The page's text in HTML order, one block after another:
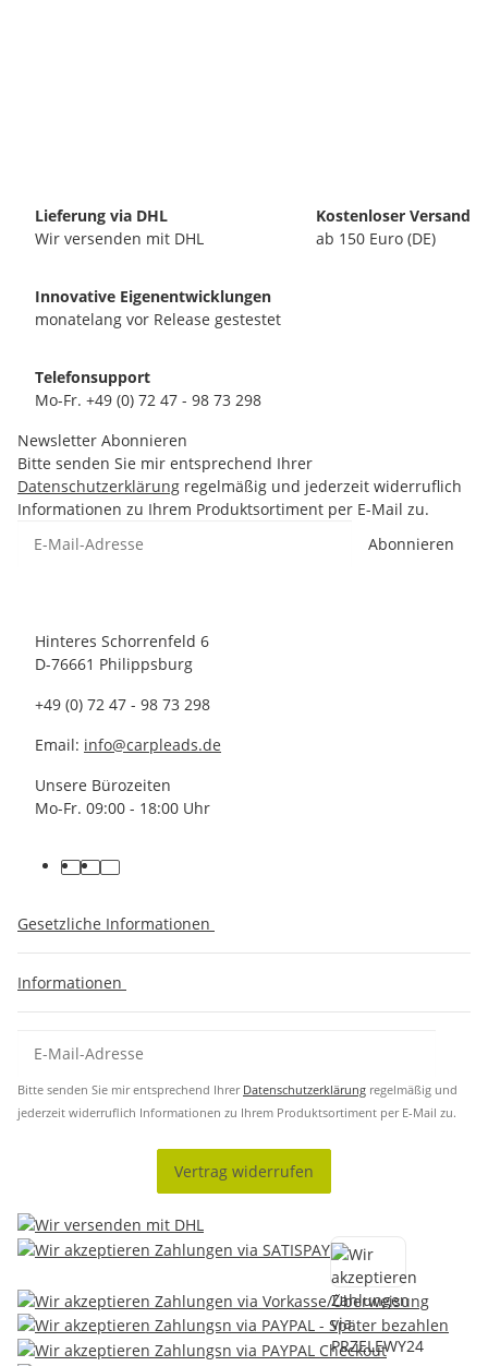
Lieferung via DHL
Wir versenden mit DHL
Kostenloser Versand
ab 150 Euro (DE)
Innovative Eigenentwicklungen
monatelang vor Release gestestet
Telefonsupport
Mo-Fr. +49 (0) 72 47 - 98 73 298
Newsletter Abonnieren
Bitte senden Sie mir entsprechend Ihrer
Datenschutzerklärung regelmäßig und jederzeit widerruflich
Informationen zu Ihrem Produktsortiment per E-Mail zu.
Abonnieren
Hinteres Schorrenfeld 6
D-76661 Philippsburg
+49 (0) 72 47 - 98 73 298
Email: info@carpleads.de
Unsere Bürozeiten
Mo-Fr. 09:00 - 18:00 Uhr
Gesetzliche Informationen
Informationen
Bitte senden Sie mir entsprechend Ihrer Datenschutzerklärung regelmäßig und
jederzeit widerruflich Informationen zu Ihrem Produktsortiment per E-Mail zu.
Vertrag widerrufen